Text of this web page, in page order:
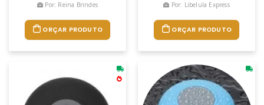
Por: Reina Brindes
ORÇAR PRODUTO
Por: Libelula Express
ORÇAR PRODUTO